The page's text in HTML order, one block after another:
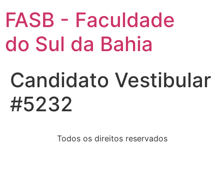
FASB - Faculdade
do Sul da Bahia
Candidato Vestibular
#5232
Todos os direitos reservados